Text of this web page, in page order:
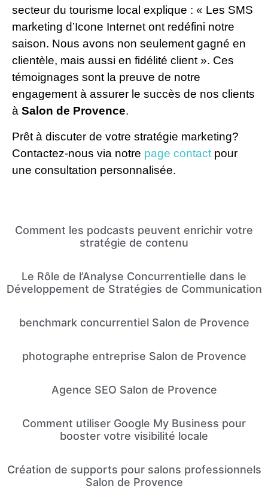
secteur du tourisme local explique : « Les SMS
marketing d’Icone Internet ont redéfini notre
saison. Nous avons non seulement gagné en
clientèle, mais aussi en fidélité client ». Ces
témoignages sont la preuve de notre
engagement à assurer le succès de nos clients
à Salon de Provence.
Prêt à discuter de votre stratégie marketing?
Contactez-nous via notre page contact pour
une consultation personnalisée.
Comment les podcasts peuvent enrichir votre
stratégie de contenu
Le Rôle de l’Analyse Concurrentielle dans le
Développement de Stratégies de Communication
benchmark concurrentiel Salon de Provence
photographe entreprise Salon de Provence
Agence SEO Salon de Provence
Comment utiliser Google My Business pour
booster votre visibilité locale
Création de supports pour salons professionnels
Salon de Provence